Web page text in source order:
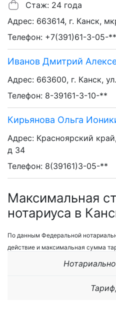
Стаж: 24 года
Адрес: 663614, г. Канск,
Телефон: +7(391)61-3-05-**
Иванов Дмитрий
Адрес: 663600, г. Канск,
Телефон: 8-39161-3-10-**
Кирьянова Ольга
Адрес: Красноярский
д 34
Телефон: 8(39161)3-05-**
Максимальная
нотариуса в
По данным Федеральной
действие и максимальная сумма